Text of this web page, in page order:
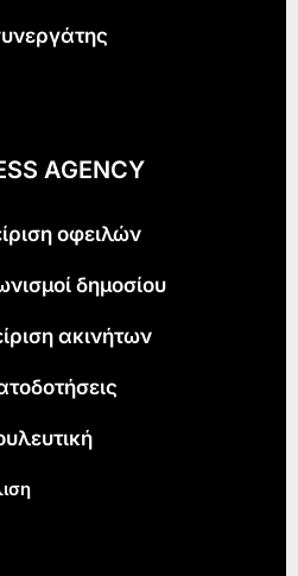
AGENCY
οφειλών
δημοσίου
ακινήτων